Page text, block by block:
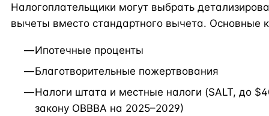
Налогоплательщики могут выбрать
вычеты вместо стандартного вычета. Основные
Ипотечные проценты
Благотворительные пожертвования
Налоги штата и местные налоги (SALT, до
закону OBBBA на 2025–2029)